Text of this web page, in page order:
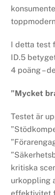
I detta test
ID.5
4 poäng –
”Mycket
Testet är
kritiska
urkoppling
effektivitet